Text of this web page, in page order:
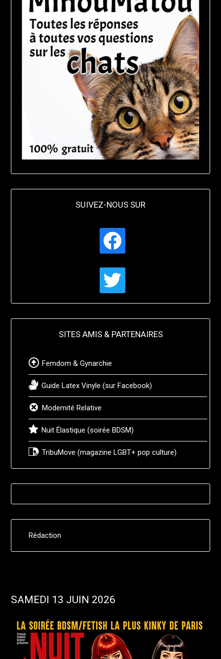
SUIVEZ-NOUS SUR
facebook
twitter
SITES AMIS & PARTENAIRES
Femdom & Gynarchie
Guide Latex Vinyle (sur Facebook)
Modernité Relative
Nuit Élastique (soirée BDSM)
TribuMove (magazine LGBT+ pop culture)
Rédaction
SAMEDI 13 JUIN 2026